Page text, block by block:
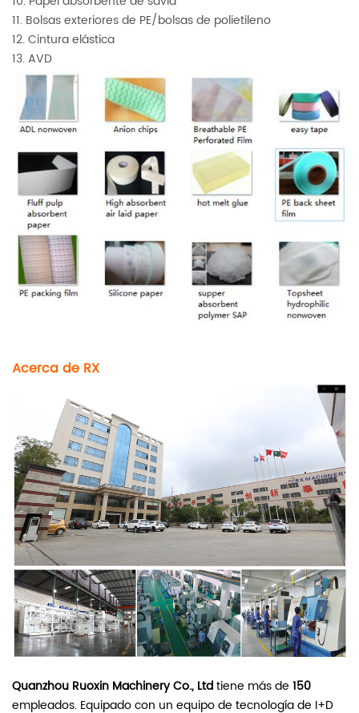
11. Bolsas exteriores de PE/bolsas de polietileno
12. Cintura elástica
13. AVD
Acerca de RX
Quanzhou Ruoxin Machinery Co., Ltdtiene más de 150
empleados. Equipado con un equipo de tecnología de I+D